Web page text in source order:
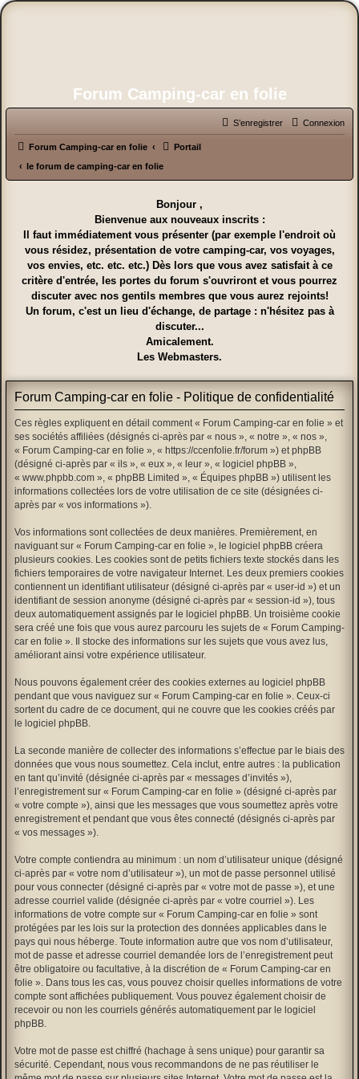
Forum Camping-car en folie
Connexion
S’enregistrer
Forum Camping-car en folie
Portail
le forum de camping-car en folie
Bonjour ,
Bienvenue aux nouveaux inscrits :
Il faut immédiatement vous présenter (par exemple l'endroit où
vous résidez, présentation de votre camping-car, vos voyages,
vos envies, etc. etc. etc.) Dès lors que vous avez satisfait à ce
critère d'entrée, les portes du forum s'ouvriront et vous pourrez
discuter avec nos gentils membres que vous aurez rejoints!
Un forum, c'est un lieu d'échange, de partage : n'hésitez pas à
discuter...
Amicalement.
Les Webmasters.
Forum Camping-car en folie - Politique de confidentialité
Ces règles expliquent en détail comment « Forum Camping-car en folie » et
ses sociétés affiliées (désignés ci-après par « nous », « notre », « nos »,
« Forum Camping-car en folie », « https://ccenfolie.fr/forum ») et phpBB
(désigné ci-après par « ils », « eux », « leur », « logiciel phpBB »,
« www.phpbb.com », « phpBB Limited », « Équipes phpBB ») utilisent les
informations collectées lors de votre utilisation de ce site (désignées ci-
après par « vos informations »).
Vos informations sont collectées de deux manières. Premièrement, en
naviguant sur « Forum Camping-car en folie », le logiciel phpBB créera
plusieurs cookies. Les cookies sont de petits fichiers texte stockés dans les
fichiers temporaires de votre navigateur Internet. Les deux premiers cookies
contiennent un identifiant utilisateur (désigné ci-après par « user-id ») et un
identifiant de session anonyme (désigné ci-après par « session-id »), tous
deux automatiquement assignés par le logiciel phpBB. Un troisième cookie
sera créé une fois que vous aurez parcouru les sujets de « Forum Camping-
car en folie ». Il stocke des informations sur les sujets que vous avez lus,
améliorant ainsi votre expérience utilisateur.
Nous pouvons également créer des cookies externes au logiciel phpBB
pendant que vous naviguez sur « Forum Camping-car en folie ». Ceux-ci
sortent du cadre de ce document, qui ne couvre que les cookies créés par
le logiciel phpBB.
La seconde manière de collecter des informations s’effectue par le biais des
données que vous nous soumettez. Cela inclut, entre autres : la publication
en tant qu’invité (désignée ci-après par « messages d’invités »),
l’enregistrement sur « Forum Camping-car en folie » (désigné ci-après par
« votre compte »), ainsi que les messages que vous soumettez après votre
enregistrement et pendant que vous êtes connecté (désignés ci-après par
« vos messages »).
Votre compte contiendra au minimum : un nom d’utilisateur unique (désigné
ci-après par « votre nom d’utilisateur »), un mot de passe personnel utilisé
pour vous connecter (désigné ci-après par « votre mot de passe »), et une
adresse courriel valide (désignée ci-après par « votre courriel »). Les
informations de votre compte sur « Forum Camping-car en folie » sont
protégées par les lois sur la protection des données applicables dans le
pays qui nous héberge. Toute information autre que vos nom d’utilisateur,
mot de passe et adresse courriel demandée lors de l’enregistrement peut
être obligatoire ou facultative, à la discrétion de « Forum Camping-car en
folie ». Dans tous les cas, vous pouvez choisir quelles informations de votre
compte sont affichées publiquement. Vous pouvez également choisir de
recevoir ou non les courriels générés automatiquement par le logiciel
phpBB.
Votre mot de passe est chiffré (hachage à sens unique) pour garantir sa
sécurité. Cependant, nous vous recommandons de ne pas réutiliser le